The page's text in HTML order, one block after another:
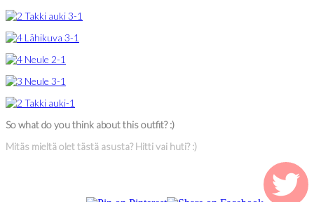
So what do you think about this outfit? :)
Mitäs mieltä olet tästä asusta? Hitti vai huti? :)